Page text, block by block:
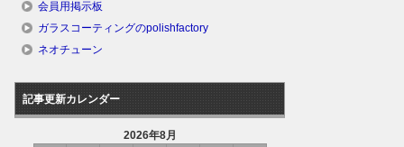
会員用掲示板
ガラスコーティングのpolishfactory
ネオチューン
記事更新カレンダー
2026年8月